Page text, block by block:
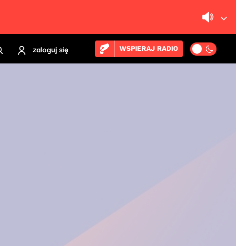
zaloguj się WSPIERAJ RADIO